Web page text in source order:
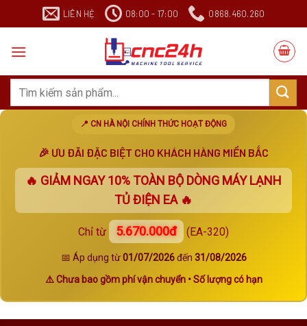
đến
dung
LIÊN HỆ 08:00 - 17:00 0868.460.260
Search
📍 CN HÀ NỘI CHÍNH THỨC HOẠT ĐỘNG
🎉 ƯU ĐÃI ĐẶC BIỆT CHO KHÁCH HÀNG MIỀN BẮC
🔥 GIẢM NGAY10% TOÀN BỘ DÒNG MÁY LẠNH
TỦ ĐIỆN EA 🔥
Chỉ từ 5.670.000đ (EA-320)
📅 Áp dụng từ01/07/2026đến 31/08/2026
⚠️ Chưa bao gồm phí vận chuyển • Số lượng có hạn